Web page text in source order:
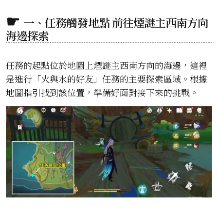
一、任務觸發地點 前往煙謎主西南方向
海邊探索
任務的起點位於地圖上煙謎主西南方向的海邊，這裡
是進行「火與水的好友」任務的主要探索區域。根據
地圖指引找到該位置，準備好面對接下來的挑戰。